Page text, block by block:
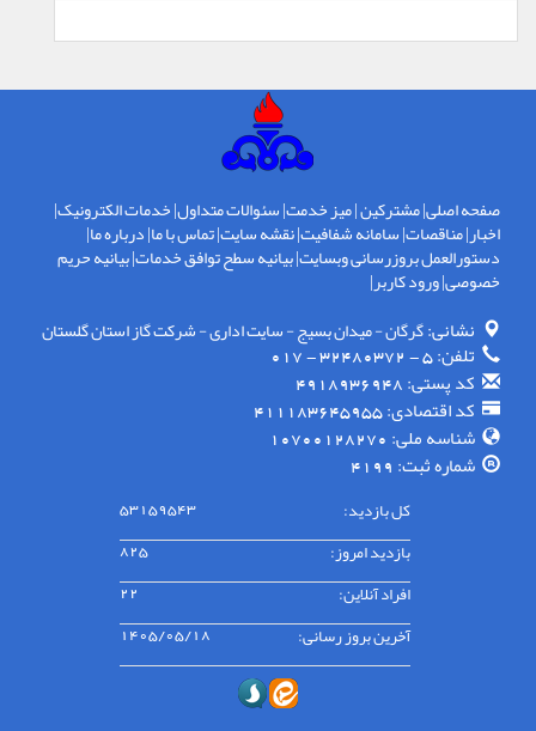
صفحه اصلی|مشترکین|میز خدمت|سئوالات متداول|خدمات الکترونیک|
اخبار|مناقصات|سامانه شفافیت|نقشه سایت|تماس با ما|درباره ما|
دستورالعمل بروزرسانی وبسایت|بیانیه سطح توافق خدمات|بیانیه حریم
خصوصی|ورود کاربر|
نشانی:گرگان - ميدان بسيج - سايت اداری - شركت گاز استان گلستان
تلفن: 5 - 32480372 - 017
کد پستی: 4918936948
کد اقتصادی: 411183645955
شناسه ملی: 10700128270
شماره ثبت: 4199
کل بازدید: 53159543
بازدید امروز: 825
افراد آنلاین: 22
آخرین بروز رسانی: 1405/05/18